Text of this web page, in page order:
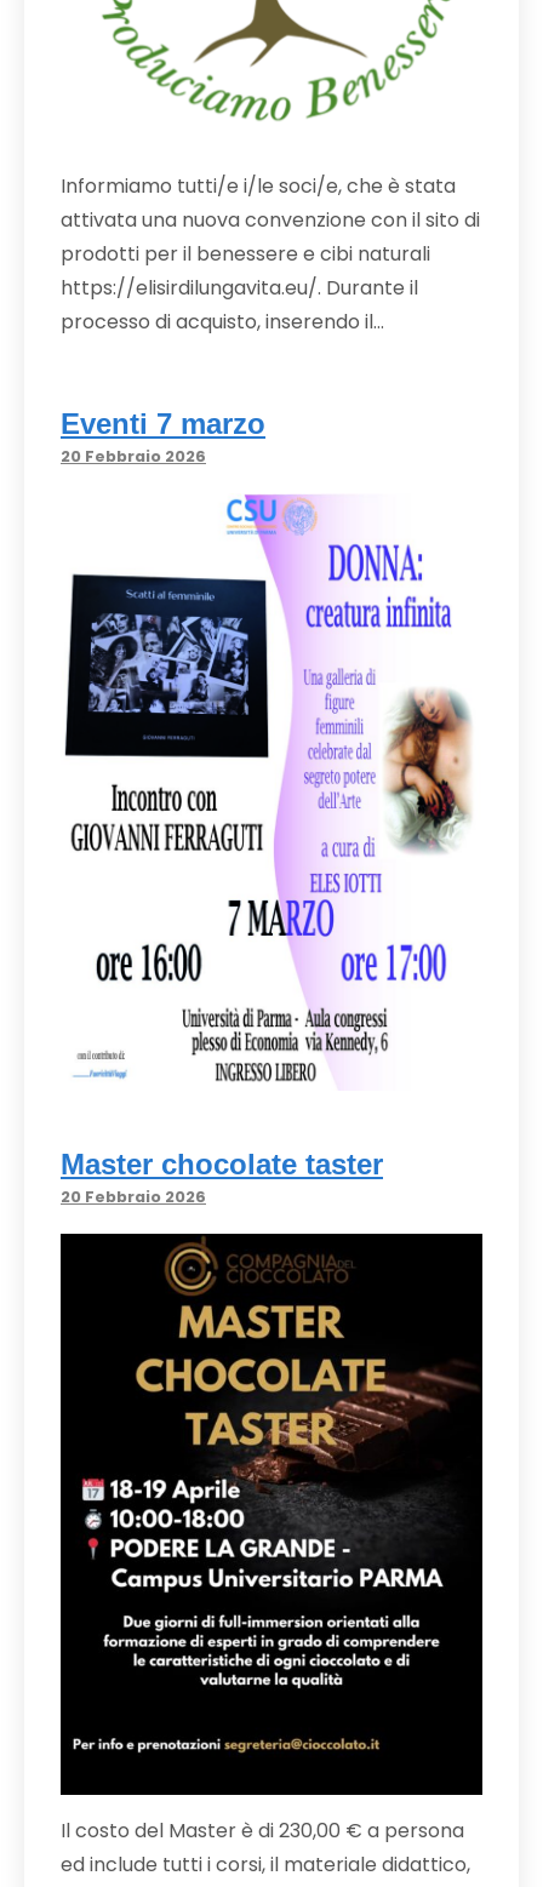
Informiamo tutti/e i/le soci/e, che è stata
attivata una nuova convenzione con il sito di
prodotti per il benessere e cibi naturali
https://elisirdilungavita.eu/. Durante il
processo di acquisto, inserendo il…
Eventi 7 marzo
20 Febbraio 2026
Master chocolate taster
20 Febbraio 2026
Il costo del Master è di 230,00 € a persona
ed include tutti i corsi, il materiale didattico,